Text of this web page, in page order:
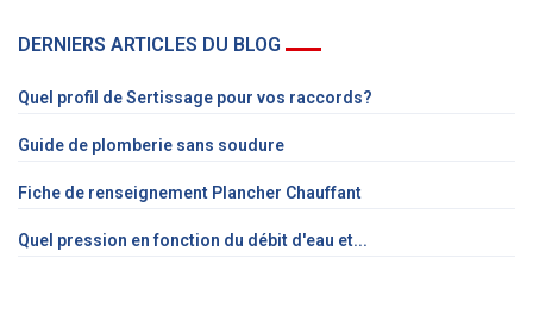
DERNIERS ARTICLES DU BLOG
Quel profil de Sertissage pour vos raccords?
Guide de plomberie sans soudure
Fiche de renseignement Plancher Chauffant
Quel pression en fonction du débit d'eau et...